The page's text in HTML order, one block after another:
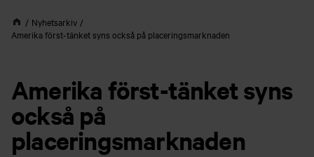
Nyhetsarkiv
Amerika först-tänket syns också på placeringsmarknaden
Amerika först-tänket syns
också på
placeringsmarknaden